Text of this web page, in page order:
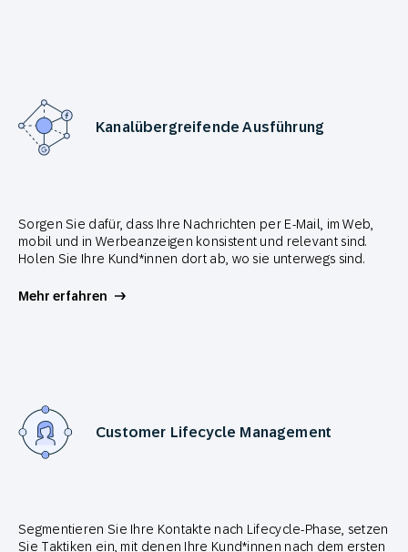
Kanalübergreifende Ausführung
Sorgen Sie dafür, dass Ihre Nachrichten per E-Mail, im Web,
mobil und in Werbeanzeigen konsistent und relevant sind.
Holen Sie Ihre Kund*innen dort ab, wo sie unterwegs sind.
Mehr erfahren
Customer Lifecycle Management
Segmentieren Sie Ihre Kontakte nach Lifecycle-Phase, setzen
Sie Taktiken ein, mit denen Ihre Kund*innen nach dem ersten